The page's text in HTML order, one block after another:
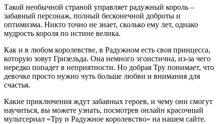
Такой необычной страной управляет радужный король –
забавный персонаж, полный бесконечной доброты и
оптимизма. Никто точно не знает, сколько ему лет, однако
мудрость короля по истине велика.
Как и в любом королевстве, в Радужном есть своя принцесса,
которую зовут Гризельда. Она немного эгоистична, из-за чего
нередко попадет в неприятности. Но добрая Тру понимает, что
девочке просто нужно чуть больше любви и внимания для
счастья.
Какие приключения ждут забавных героев, и чему они смогут
научиться, вы можете узнать, посмотрев онлайн красочный
мультсериал «Тру и Радужное королевство» на нашем сайте.